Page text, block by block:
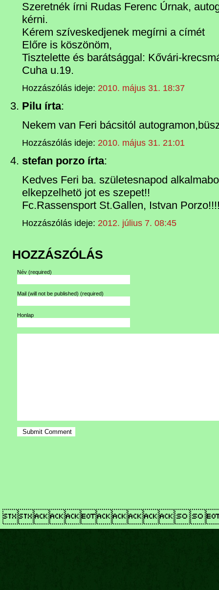
Szeretnék írni Rudas Ferenc Úrnak,
kérni.
Kérem szíveskedjenek megírni a címét
Előre is köszönöm,
Tisztelette és barátsággal: Kővári-
Cuha u.19.
Hozzászólás ideje: 2010. május 31. 18:37
Pilu írta:
Nekem van Feri bácsitól
Hozzászólás ideje: 2010. május 31. 21:01
stefan porzo írta:
Kedves Feri ba. születesnapod
elkepzelhetö jot es szepet!!
Fc.Rassensport St.Gallen, Istvan
Hozzászólás ideje: 2012. július 7. 08:45
HOZZÁSZÓLÁS
Név (required)
Mail (will not be published) (required)
Honlap